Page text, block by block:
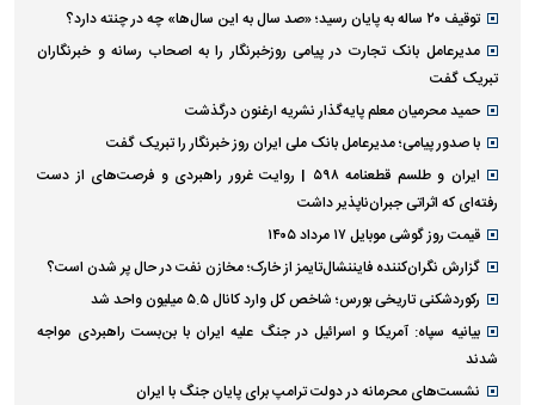
توقیف ۲۰ ساله به پایان رسید؛ «صد سال به این سال‌ها» چه در چنته دارد؟
مدیرعامل بانک تجارت در پیامی روزخبرنگار را به اصحاب رسانه و خبرنگاران
تبریک گفت
حمید محرمیان معلم پایه‌گذار نشریه ارغنون درگذشت
با صدور پیامی؛ مدیرعامل بانک ملی ایران روز خبرنگار را تبریک گفت
ایران و طلسم قطعنامه ۵۹۸ | روایت غرور راهبردی و فرصت‌های از دست
رفته‌ای که اثراتی جبران‌ناپذیر داشت
قیمت روز گوشی موبایل ۱۷ مرداد ۱۴۰۵
گزارش نگران‌کننده فایننشال‌تایمز از خارک؛ مخازن نفت در حال پر شدن است؟
رکوردشکنی تاریخی بورس؛ شاخص کل وارد کانال ۵.۵ میلیون واحد شد
بیانیه سپاه: آمریکا و اسرائیل در جنگ علیه ایران با بن‌بست راهبردی مواجه
شدند
نشست‌های محرمانه در دولت ترامپ برای پایان جنگ با ایران